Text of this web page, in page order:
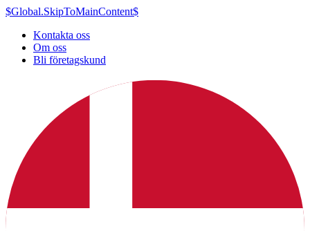
$Global.SkipToMainContent$
Kontakta oss
Om oss
Bli företagskund